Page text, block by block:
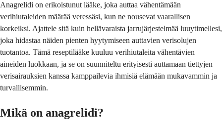
Anagrelidi on erikoistunut lääke, joka auttaa vähentämään
verihiutaleiden määrää veressäsi, kun ne nousevat vaarallisen
korkeiksi. Ajattele sitä kuin hellävaraista jarrujärjestelmää luuytimellesi,
joka hidastaa näiden pienten hyytymiseen auttavien verisolujen
tuotantoa. Tämä reseptilääke kuuluu verihiutaleita vähentävien
aineiden luokkaan, ja se on suunniteltu erityisesti auttamaan tiettyjen
verisairauksien kanssa kamppailevia ihmisiä elämään mukavammin ja
turvallisemmin.
Mikä on anagrelidi?